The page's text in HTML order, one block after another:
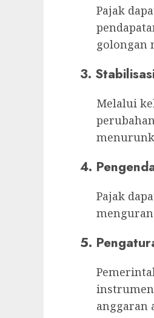
Pajak
golongan
3.
Melalui
4.
Pajak
5.
anggaran